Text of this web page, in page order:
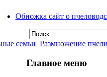
Обножка сайт о
семьи Размножение
Главное меню